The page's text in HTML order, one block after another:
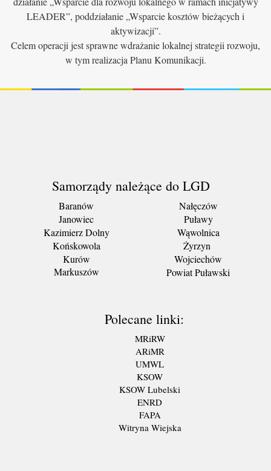
LEADER”, poddziałanie „Wsparcie kosztów bieżących i
aktywizacji”.
Celem operacji jest sprawne wdrażanie lokalnej strategii rozwoju,
w tym realizacja Planu Komunikacji.
Samorządy należące do LGD
Baranów
Janowiec
Kazimierz Dolny
Końskowola
Kurów
Markuszów
Nałęczów
Puławy
Wąwolnica
Żyrzyn
Wojciechów
Powiat Puławski
Polecane linki:
MRiRW
ARiMR
UMWL
KSOW
KSOW Lubelski
ENRD
FAPA
Witryna Wiejska